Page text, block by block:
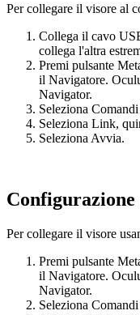
Per collegare il visore al
Collega il cavo
collega l'altra
Premi pulsante
il Navigatore.
Navigator.
Seleziona
Seleziona Link,
Seleziona Avvia.
Per collegare il visore
Premi pulsante
il Navigatore.
Navigator.
Seleziona